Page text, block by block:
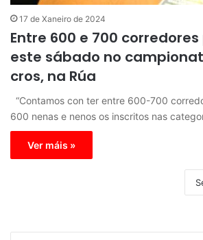
17 de Xaneiro de 2024
Entre 600 e 700
este sábado no
cros, na Rúa
“Contamos con ter entre 600-700
600 nenas e nenos os inscritos nas
Ver máis »